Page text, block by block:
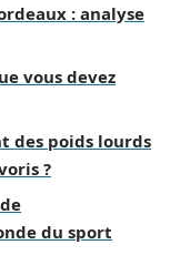
: analyse
vous devez
des poids lourds
?
du sport